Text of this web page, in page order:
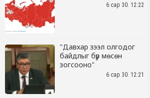
6 сар 30. 12:22
"Давхар зээл олгодог
байдлыг бүр мөсөн
зогсооно"
6 сар 30. 12:21